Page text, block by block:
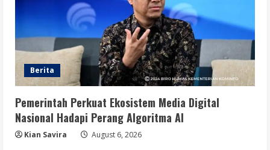
Berita
Pemerintah Perkuat Ekosistem Media Digital
Nasional Hadapi Perang Algoritma AI
Kian Savira August 6, 2026